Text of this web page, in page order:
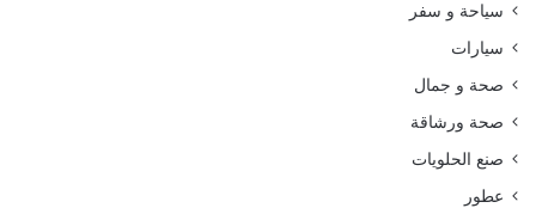
سياحة و سفر
سيارات
صحة و جمال
صحة ورشاقة
صنع الحلويات
عطور